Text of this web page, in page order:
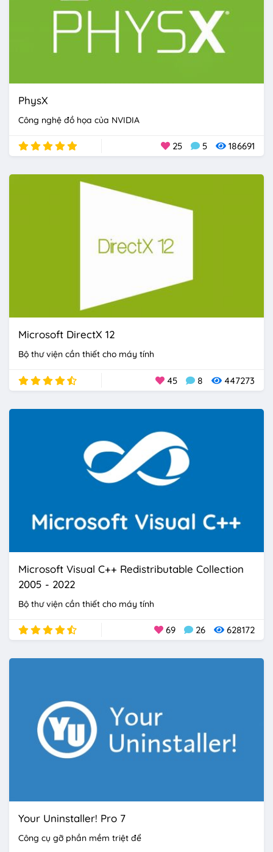
PhysX
Công nghệ đồ họa của NVIDIA
25 5 186691
Microsoft DirectX 12
Bộ thư viện cần thiết cho máy tính
45 8 447273
Microsoft Visual C++ Redistributable Collection
2005 - 2022
Bộ thư viện cần thiết cho máy tính
69 26 628172
Your Uninstaller! Pro 7
Công cụ gỡ phần mềm triệt để